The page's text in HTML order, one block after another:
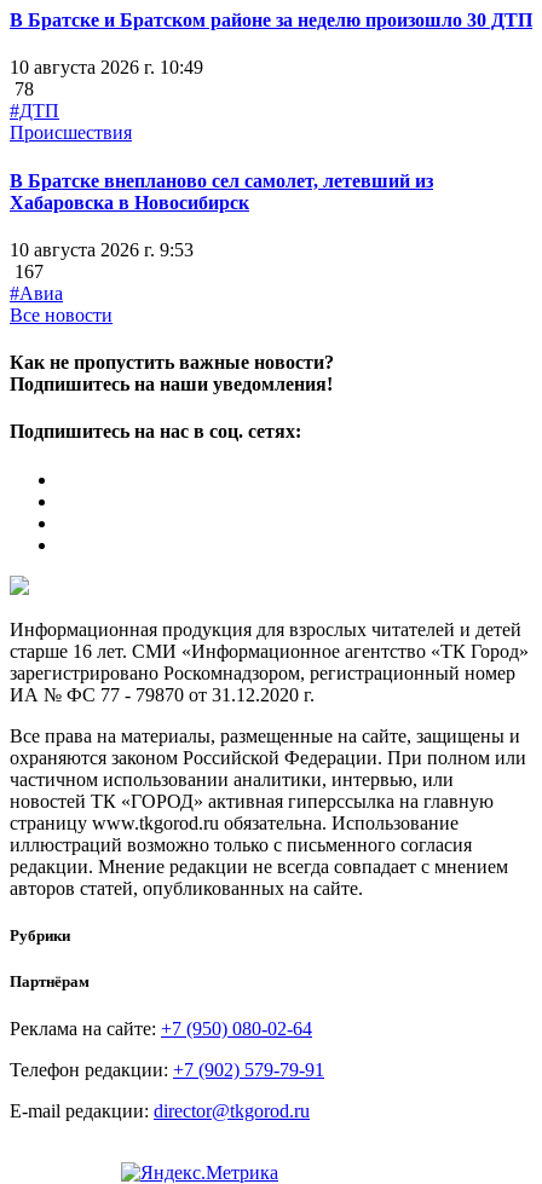
В Братске и Братском районе за неделю произошло 30 ДТП
10 августа 2026 г. 10:49
78
#ДТП
Происшествия
В Братске внепланово сел самолет, летевший из
Хабаровска в Новосибирск
10 августа 2026 г. 9:53
167
#Авиа
Все новости
Как не пропустить важные новости?
Подпишитесь на наши уведомления!
Подпишитесь на нас в соц. сетях:
Информационная продукция для взрослых читателей и детей
старше 16 лет. СМИ «Информационное агентство «ТК Город»
зарегистрировано Роскомнадзором, регистрационный номер
ИА № ФС 77 - 79870 от 31.12.2020 г.
Все права на материалы, размещенные на сайте, защищены и
охраняются законом Российской Федерации. При полном или
частичном использовании аналитики, интервью, или
новостей ТК «ГОРОД» активная гиперссылка на главную
страницу www.tkgorod.ru обязательна. Использование
иллюстраций возможно только с письменного согласия
редакции. Мнение редакции не всегда совпадает с мнением
авторов статей, опубликованных на сайте.
Рубрики
Партнёрам
Реклама на сайте: +7 (950) 080-02-64
Телефон редакции: +7 (902) 579-79-91
E-mail редакции: director@tkgorod.ru